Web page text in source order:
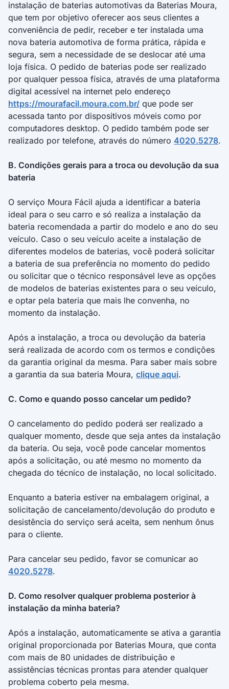
instalação de baterias automotivas da Baterias Moura,
que tem por objetivo oferecer aos seus clientes a
conveniência de pedir, receber e ter instalada uma
nova bateria automotiva de forma prática, rápida e
segura, sem a necessidade de se deslocar até uma
loja física. O pedido de baterias pode ser realizado
por qualquer pessoa física, através de uma plataforma
digital acessível na internet pelo endereço
https://mourafacil.moura.com.br/ que pode ser
acessada tanto por dispositivos móveis como por
computadores desktop. O pedido também pode ser
realizado por telefone, através do número 4020.5278.
B. Condições gerais para a troca ou devolução da sua
bateria
O serviço Moura Fácil ajuda a identificar a bateria
ideal para o seu carro e só realiza a instalação da
bateria recomendada a partir do modelo e ano do seu
veículo. Caso o seu veículo aceite a instalação de
diferentes modelos de baterias, você poderá solicitar
a bateria de sua preferência no momento do pedido
ou solicitar que o técnico responsável leve as opções
de modelos de baterias existentes para o seu veículo,
e optar pela bateria que mais lhe convenha, no
momento da instalação.
Após a instalação, a troca ou devolução da bateria
será realizada de acordo com os termos e condições
da garantia original da mesma. Para saber mais sobre
a garantia da sua bateria Moura, clique aqui.
C. Como e quando posso cancelar um pedido?
O cancelamento do pedido poderá ser realizado a
qualquer momento, desde que seja antes da instalação
da bateria. Ou seja, você pode cancelar momentos
após a solicitação, ou até mesmo no momento da
chegada do técnico de instalação, no local solicitado.
Enquanto a bateria estiver na embalagem original, a
solicitação de cancelamento/devolução do produto e
desistência do serviço será aceita, sem nenhum ônus
para o cliente.
Para cancelar seu pedido, favor se comunicar ao
4020.5278.
D. Como resolver qualquer problema posterior à
instalação da minha bateria?
Após a instalação, automaticamente se ativa a garantia
original proporcionada por Baterias Moura, que conta
com mais de 80 unidades de distribuição e
assistências técnicas prontas para atender qualquer
problema coberto pela mesma.
Carapuceiro, nº 706, Sala 901, Edifício CTR
Empresarial Torre Carlos Pena Filho, Boa Viagem,
Recife/PE, CEP 51.020-280, neste ato representada na
forma de seu estatuto social por seu(s)
administrador(es) infra-assinados; em parceria com E-
CLIK SERVIÇOS DIGITAIS LTDA., inscrita no CNPJ/ME
sob nº 28.670.205/0001-01, responsável pela
operação do aplicativo Vale Bonus, doravante
denominada simplesmente “Parceiro”.
2. DA CAMPANHA
2.1. A presente campanha, “RM - Rede Moura & Vale
pela Moura em parceria com a CRMBonus. A adesão à
Campanha implica na aceitação total e irrestrita das
2.2. A Campanha consiste em premiar:
O cliente Moura Fácil que indicar um novo cliente
na plataforma /indiqueamigo do Moura Fácil
(“Indicador”) com o valor fixo de R$ 100,00 (cem
reais) em Vale Bonus.
O novo cliente indicado (“Indicado”), ao comprar
na plataforma /indiqueamigo do Moura Fácil, com
o valor fixo de R$ 100,00 (cem reais) em Vale
Bonus.
2.2.1. O bônus só será concedido a ambos (Indicador
e Indicado) após a confirmação da instalação da
bateria Moura pelo novo cliente indicado.
e exclusivamente na plataforma do aplicativo Vale
pagamento de compras de produtos lançados dentro
do Aplicativo ou resgate de descontos e ofertas
disponibilizados pelos Parceiros da CRMBonus
vinculados na plataforma.
até 01/12/2026.
2.4. Ressalta-se que a responsabilidade pela
condução e regularidade da campanha é de
competência da CRMBonus, bem como responsável
eventuais incongruências apresentadas.
3.1. São elegíveis para essa Campanha:
Indicadores: clientes Moura Fácil, pessoas físicas,
com no mínimo 18 anos, residentes e domiciliadas
no Brasil, com registro de compra pelos canais
oficiais do Moura Fácil.
Indicados: pessoas físicas, com no mínimo 18